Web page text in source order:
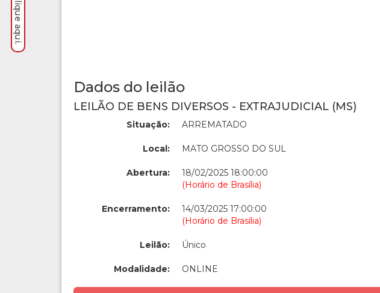
Dados do leilão
LEILÃO DE BENS DIVERSOS - EXTRAJUDICIAL (MS)
Situação: ARREMATADO
Local: MATO GROSSO DO SUL
Abertura:
18/02/2025 18:00:00
(Horário de Brasília)
Encerramento:
14/03/2025 17:00:00
(Horário de Brasília)
Leilão: Único
Modalidade: ONLINE